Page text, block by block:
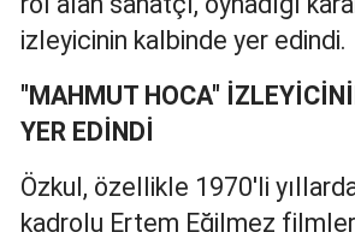
izleyicinin kalbinde yer edindi.
"MAHMUT HOCA"
YER EDİNDİ
Özkul, özellikle 1970'li
kadrolu Ertem Eğilmez